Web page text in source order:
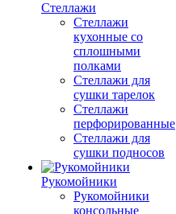
Стеллажи
Стеллажи
кухонные со
сплошными
полками
Стеллажи для
сушки тарелок
Стеллажи
перфорированные
Стеллажи для
сушки подносов
Рукомойники
Рукомойники
консольные